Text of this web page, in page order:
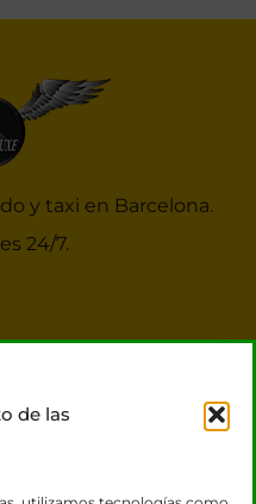
de las
y taxi en Barcelona.
24/7.